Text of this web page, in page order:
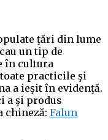
ţări din lume
un tip de
în cultura
practicile şi
a ieşit în evidenţă.
a şi produs
chineză: Falun